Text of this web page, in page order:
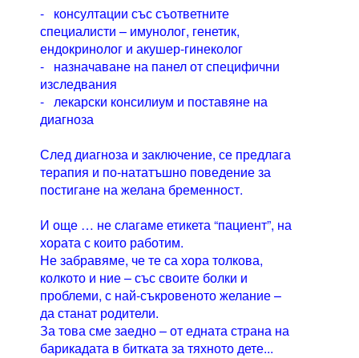
- консултации със съответните
специалисти – имунолог, генетик,
ендокринолог и акушер-гинеколог
- назначаване на панел от специфични
изследвания
- лекарски консилиум и поставяне на
диагноза
След диагноза и заключение, се предлага
терапия и по-нататъшно поведение за
постигане на желана бременност.
И още … не слагаме етикета “пациент”, на
хората с които работим.
Не забравяме, че те са хора толкова,
колкото и ние – със своите болки и
проблеми, с най-съкровеното желание –
да станат родители.
За това сме заедно – от едната страна на
барикадата в битката за тяхното дете...